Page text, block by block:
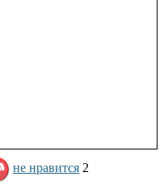
не нравится 2